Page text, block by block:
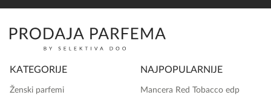
KATEGORIJE
Ženski parfemi
NAJPOPULARNIJE
Mancera Red Tobacco edp